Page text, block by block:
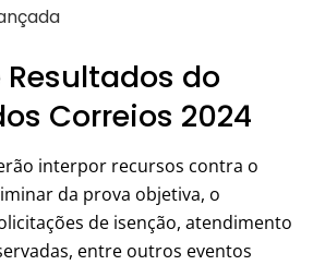
Resultados do
Correios 2024
interpor recursos contra o
da prova objetiva, o
de isenção, atendimento
entre outros eventos